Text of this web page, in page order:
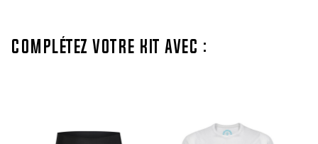
Complétez votre kit avec :